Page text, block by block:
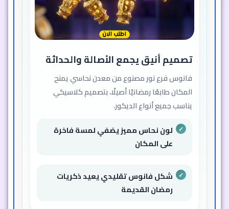
تصميم أنيق يجمع الأصالة والحداثة
فانوس فرع نور مصنوع من معدن نحاسي يمنح
المكان طابعًا رمضانيًا أصيلًا، بتصميم كلاسيكي
يناسب جميع أنواع الديكور.
لون نحاس مميز يضفي لمسة فاخرة
على المكان
شكل فانوس تقليدي يعيد ذكريات
رمضان القديمة